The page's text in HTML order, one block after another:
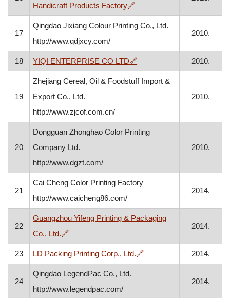
Handicraft Products Factory🔗, otvara se u novom prozoru
17
Qingdao Jixiang Colour Printing Co., Ltd.
http://www.qdjxcy.com/
2010.
18 YIQI ENTERPRISE CO LTD🔗, otvara se u novom
2010.
19
Zhejiang Cereal, Oil & Foodstuff Import &
Export Co., Ltd.
http://www.zjcof.com.cn/
2010.
20
Dongguan Zhonghao Color Printing
Company Ltd.
http://www.dgzt.com/
2010.
21
Cai Cheng Color Printing Factory
http://www.caicheng86.com/
2014.
22
Guangzhou Yifeng Printing & Packaging
Co., Ltd.🔗, otvara se u novom prozoru
2014.
23 LD Packing Printing Corp., Ltd.🔗, otvara se u novom
2014.
24
Qingdao LegendPac Co., Ltd.
http://www.legendpac.com/
2014.